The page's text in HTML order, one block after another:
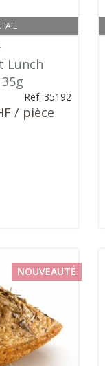
Lunch
Ref: 35192
/ pièce
NOUVEAUTÉ